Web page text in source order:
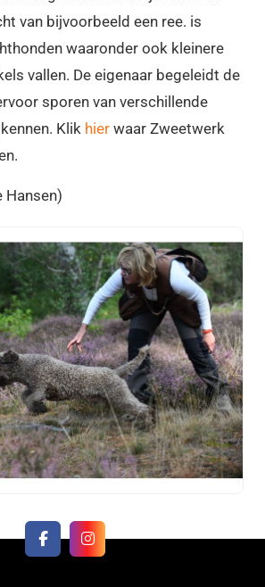
van bijvoorbeeld een ree. is
waaronder ook kleinere
vallen. De eigenaar begeleidt de
sporen van verschillende
Klik hier waar Zweetwerk
Hansen)